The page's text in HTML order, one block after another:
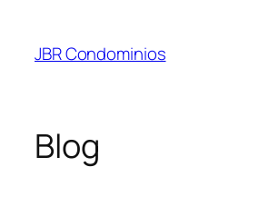
JBR Condominios
Blog